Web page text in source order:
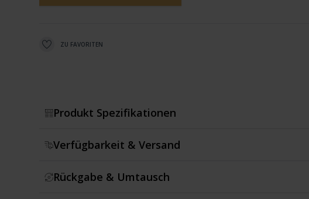
ZU FAVORITEN
Produkt Spezifikationen
Verfügbarkeit & Versand
Rückgabe & Umtausch